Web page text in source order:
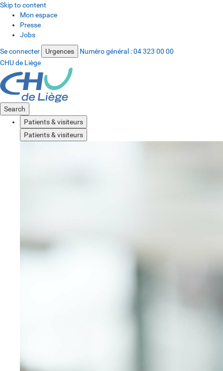
Skip to content
Mon espace
Presse
Jobs
Se connecter Urgences Numéro général :04 323 00 00
CHU de Liège
Search
Patients & visiteurs
Patients & visiteurs